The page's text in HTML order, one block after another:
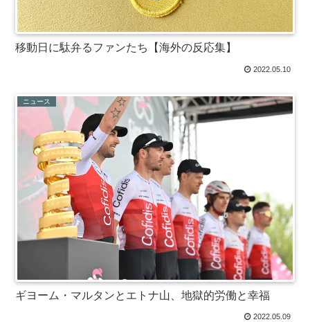
移動日に駄弁るファンたち【海外の反応集】
2022.05.10
ニュース
ギヨーム・マルタンとエトナ山、地獄的労働と幸福
2022.05.09